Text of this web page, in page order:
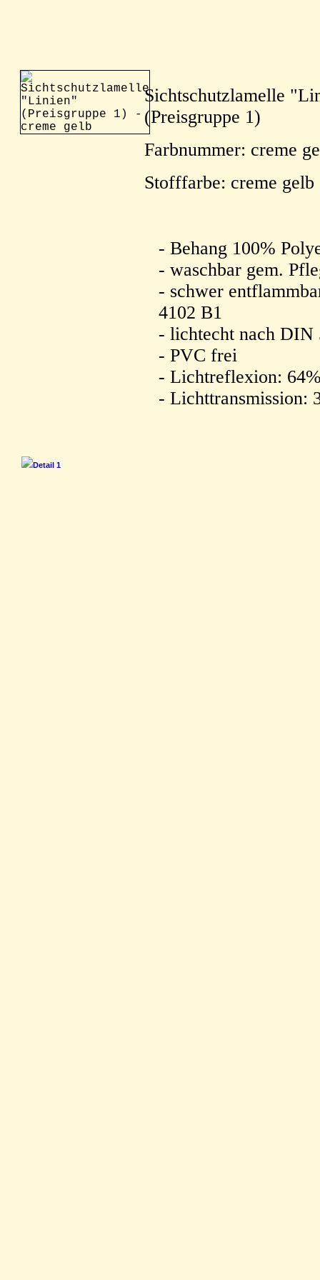
Sichtschutzlamelle
(Preisgruppe 1)
Farbnummer: creme
Stofffarbe: creme gelb
- Behang 100%
- waschbar gem.
- schwer
4102 B1
- lichtecht nach DIN
- PVC frei
- Lichtreflexion:
- Lichttransmission:
Detail 1